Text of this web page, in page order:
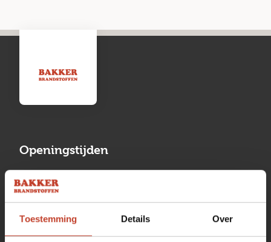
Toestemming Details Over
Openingstijden
Maandag
Woensdag